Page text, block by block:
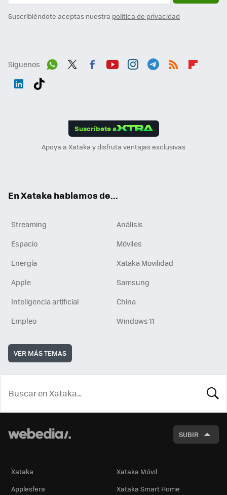
Suscribiéndote aceptas nuestra política de privacidad
Síguenos
Suscríbete a
Apoya a Xataka y disfruta ventajas exclusivas
En Xataka hablamos de...
Streaming
Análisis
Espacio
Móviles
Energía
Xataka Movilidad
Apple
Samsung
Inteligencia artificial
China
Empleo
Windows 11
VER MÁS TEMAS
SUBIR
Xataka
Xataka Móvil
Applesfera
Xataka Smart Home